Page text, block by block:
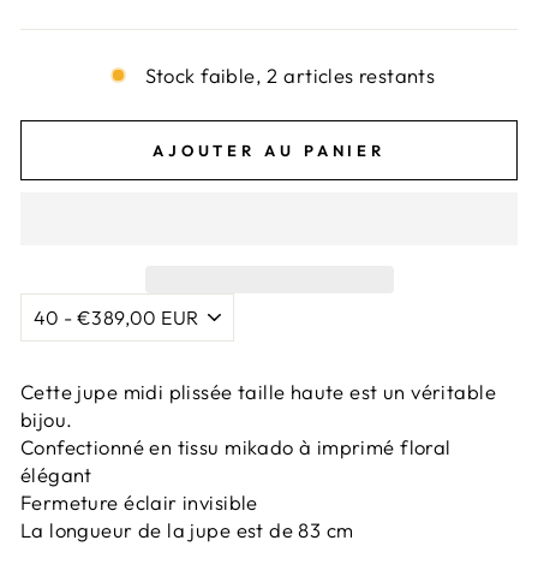
Stock faible, 2 articles restants
AJOUTER AU PANIER
Cette jupe midi plissée taille haute est un véritable
bijou.
Confectionné en tissu mikado à imprimé floral
élégant
Fermeture éclair invisible
La longueur de la jupe est de 83 cm